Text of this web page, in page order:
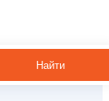
Найти